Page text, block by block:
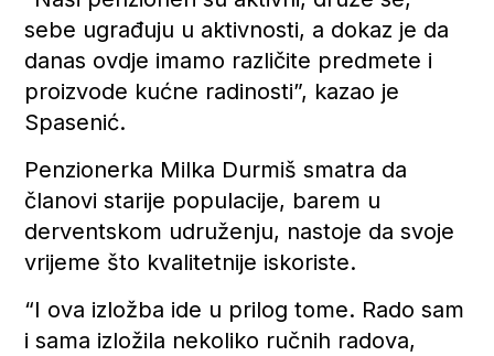
sebe ugrađuju u aktivnosti, a dokaz je da
danas ovdje imamo različite predmete i
proizvode kućne radinosti”, kazao je
Spasenić.
Penzionerka Milka Durmiš smatra da
članovi starije populacije, barem u
derventskom udruženju, nastoje da svoje
vrijeme što kvalitetnije iskoriste.
“I ova izložba ide u prilog tome. Rado sam
i sama izložila nekoliko ručnih radova,